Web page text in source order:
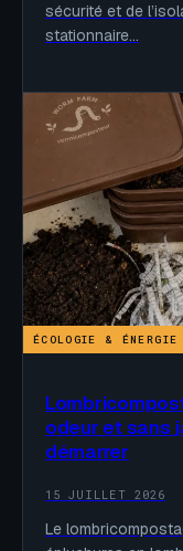
sécurité et de
stationnaire…
ÉCOLOGIE & ÉNERGIE
odeur et sans
démarrer
15 JUILLET 2026
Le